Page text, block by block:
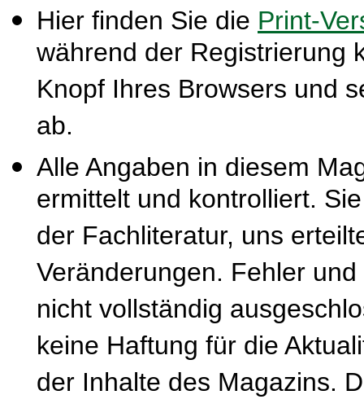
Hier finden Sie die Print-
während der Registrierung
Knopf Ihres Browsers und
ab.
Alle Angaben in diesem
ermittelt und kontrolliert.
der Fachliteratur, uns
Veränderungen. Fehler
nicht vollständig
keine Haftung für die
der Inhalte des Magazins.